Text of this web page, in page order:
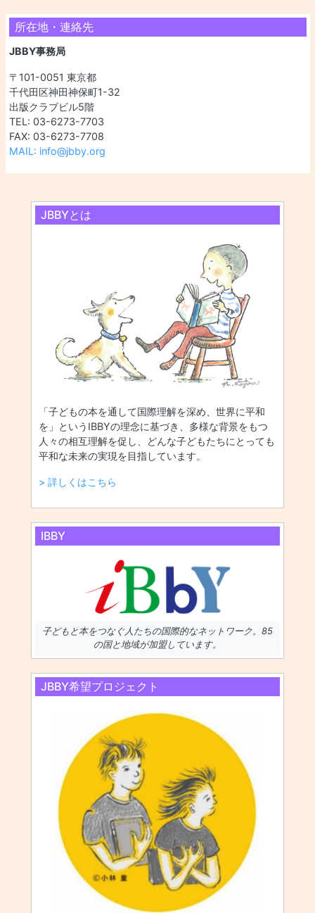
所在地・連絡先
JBBY事務局
〒101-0051 東京都
千代田区神田神保町1-32
出版クラブビル5階
TEL: 03-6273-7703
FAX: 03-6273-7708
MAIL: info@jbby.org
JBBYとは
「子どもの本を通して国際理解を深め、世界に平和
を」というIBBYの理念に基づき、多様な背景をもつ
人々の相互理解を促し、どんな子どもたちにとっても
平和な未来の実現を目指しています。
> 詳しくはこちら
IBBY
子どもと本をつなぐ人たちの国際的なネットワーク。85
の国と地域が加盟しています。
JBBY希望プロジェクト